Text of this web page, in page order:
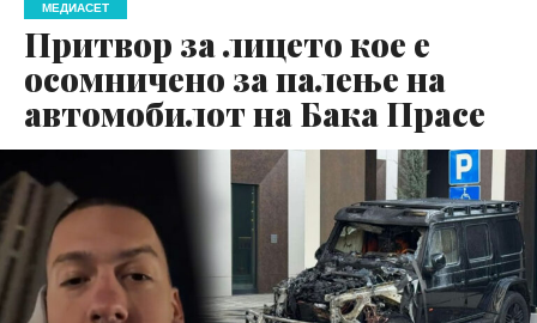
МЕДИАСЕТ
Притвор за лицето кое е
осомничено за палење на
автомобилот на Бака Прасe